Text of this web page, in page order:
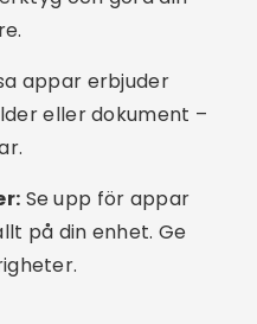
Om problemet
till en
mer för bättre
appar för